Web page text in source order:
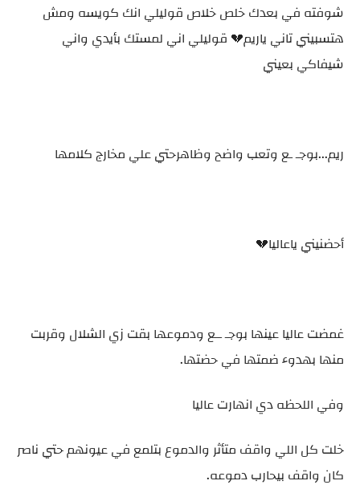
شوفته في بعدك خلص خلاص قوليلي انك كويسه ومش
هتسبيني تاني ياريم💔 قوليلي اني لمستك بأيدي واني
شيفاكي بعيني
ريم...بوجـ ـع وتعب واضح وظاهرحتي علي مخارج كلامها
أحضنيني ياعاليا💔
غمضت عاليا عينها بوجـ ــع ودموعها بقت زي الشلال وقربت
منها بهدوء ضمتها في حضتها.
وفي اللحظه دي انهارت عاليا
خلت كل اللي واقف متأثر والدموع بتلمع في عيونهم حتي ناصر
كان واقف بيحارب دموعه.